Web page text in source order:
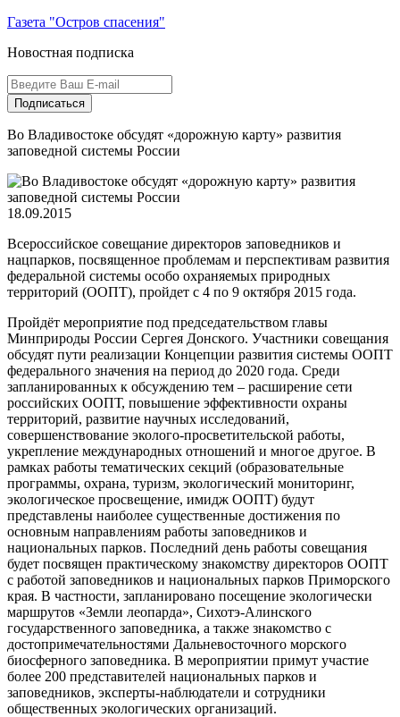
Газета "Остров спасения"
Новостная подписка
Подписаться
Во Владивостоке обсудят «дорожную карту» развития
заповедной системы России
18.09.2015
Всероссийское совещание директоров заповедников и
нацпарков, посвященное проблемам и перспективам развития
федеральной системы особо охраняемых природных
территорий (ООПТ), пройдет с 4 по 9 октября 2015 года.
Пройдёт мероприятие под председательством главы
Минприроды России Сергея Донского. Участники совещания
обсудят пути реализации Концепции развития системы ООПТ
федерального значения на период до 2020 года. Среди
запланированных к обсуждению тем – расширение сети
российских ООПТ, повышение эффективности охраны
территорий, развитие научных исследований,
совершенствование эколого-просветительской работы,
укрепление международных отношений и многое другое. В
рамках работы тематических секций (образовательные
программы, охрана, туризм, экологический мониторинг,
экологическое просвещение, имидж ООПТ) будут
представлены наиболее существенные достижения по
основным направлениям работы заповедников и
национальных парков. Последний день работы совещания
будет посвящен практическому знакомству директоров ООПТ
с работой заповедников и национальных парков Приморского
края. В частности, запланировано посещение экологически
маршрутов «Земли леопарда», Сихотэ-Алинского
государственного заповедника, а также знакомство с
достопримечательностями Дальневосточного морского
биосферного заповедника. В мероприятии примут участие
более 200 представителей национальных парков и
заповедников, эксперты-наблюдатели и сотрудники
общественных экологических организаций.